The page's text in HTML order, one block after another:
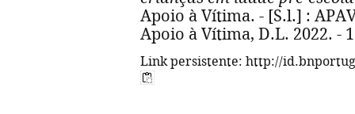
Apoio à Vítima. - [S.l.] :
Apoio à Vítima, D.L. 2022. -
Link persistente: http://